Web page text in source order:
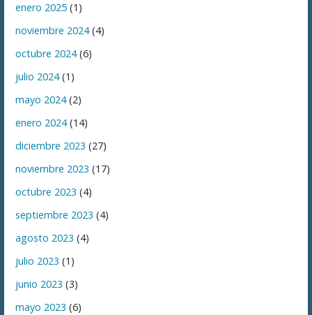
enero 2025 (1)
noviembre 2024(4)
octubre 2024(6)
julio 2024(1)
mayo 2024(2)
enero 2024(14)
diciembre 2023 (27)
noviembre 2023 (17)
octubre 2023 (4)
septiembre 2023 (4)
agosto 2023 (4)
julio 2023 (1)
junio 2023 (3)
mayo 2023 (6)